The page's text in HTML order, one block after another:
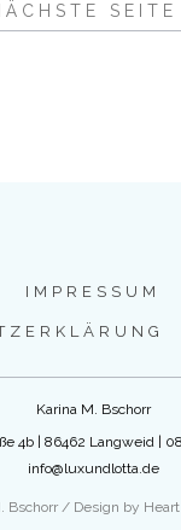
SEITE
IMPRESSUM
Karina M. Bschorr
4b | 86462 Langweid |
info@luxundlotta.de
Bschorr / Design by